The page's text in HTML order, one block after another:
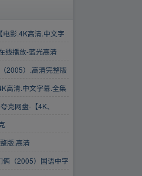
电影.4K高清.中文字
线播放-蓝光高清
2005）.高清完整版
高清.中文字幕.全集
克网盘-【4K、
版.高清
俩（2005）国语中字